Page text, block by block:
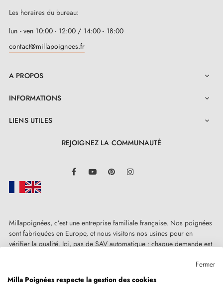
Les horaires du bureau:
lun - ven 10:00 - 12:00 / 14:00 - 18:00
contact@millapoignees.fr
A PROPOS 
INFORMATIONS 
LIENS UTILES 
REJOIGNEZ LA COMMUNAUTÉ
FacebookYouTube Pinterest
Millapoignées, c’est une entreprise familiale française. Nos poignées
sont fabriquées en Europe, et nous visitons nos usines pour en
vérifier la qualité. Ici, pas de SAV automatique : chaque demande est
Fermer
Milla Poignées respecte la gestion des cookies